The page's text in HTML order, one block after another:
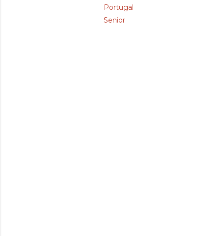
Portugal
Senior